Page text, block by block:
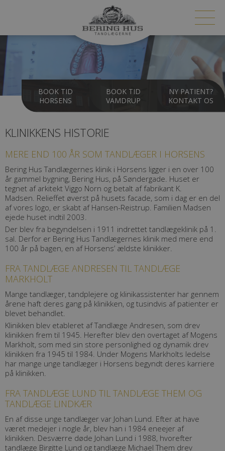
BOOK TID
HORSENS
BOOK TID
VAMDRUP
NY PATIENT?
KONTAKT OS
KLINIKKENS HISTORIE
MERE END 100 ÅR SOM TANDLÆGER I HORSENS
Bering Hus Tandlægernes klinik i Horsens ligger i en over 100
år gammel bygning, Bering Hus, på Søndergade. Huset er
tegnet af arkitekt Viggo Norn og betalt af fabrikant K.
Madsen. Relieffet øverst på husets facade, som i dag er en del
af vores logo, er skabt af Hansen-Reistrup. Familien Madsen
ejede huset indtil 2003.
Der blev fra begyndelsen i 1911 indrettet tandlægeklinik på 1.
sal. Derfor er Bering Hus Tandlægernes klinik med mere end
100 år på bagen, en af Horsens’ ældste klinikker.
FRA TANDLÆGE ANDRESEN TIL TANDLÆGE
MARKHOLT
Mange tandlæger, tandplejere og klinikassistenter har gennem
årene haft deres gang på klinikken, og tusindvis af patienter er
blevet behandlet.
Klinikken blev etableret af Tandlæge Andresen, som drev
klinikken frem til 1945. Herefter blev den overtaget af Mogens
Markholt, som med sin store personlighed og dynamik drev
klinikken fra 1945 til 1984. Under Mogens Markholts ledelse
har mange unge tandlæger i Horsens begyndt deres karriere
på klinikken.
FRA TANDLÆGE LUND TIL TANDLÆGE THEM OG
TANDLÆGE LINDKÆR
En af disse unge tandlæger var Johan Lund. Efter at have
været medejer i nogle år, blev han i 1984 eneejer af
klinikken. Desværre døde Johan Lund i 1988, hvorefter
tandlæge Birgitte Lund og tandlæge Michael Them drev